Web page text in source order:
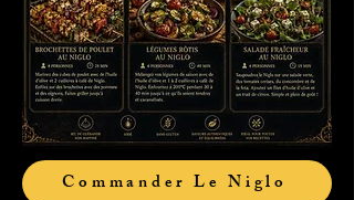
Commander Le Niglo